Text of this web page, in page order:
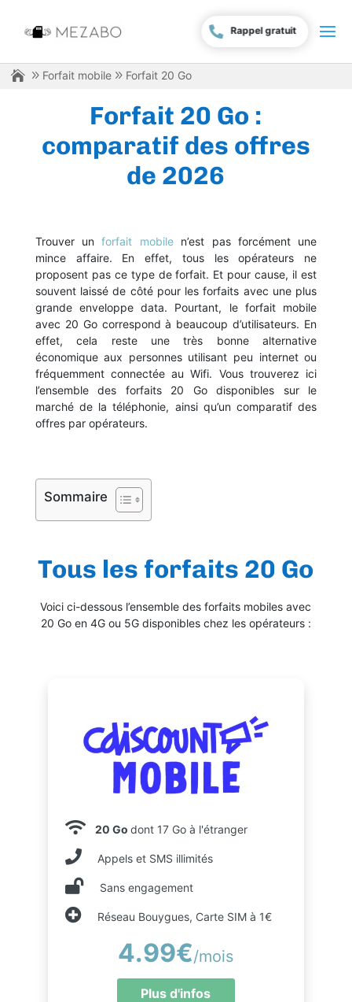
Rappel gratuit
Forfait mobile Forfait 20 Go
Forfait 20 Go :
comparatif des offres
de 2026
Trouver unforfait mobilen’est pas forcément une
mince affaire. En effet, tous les opérateurs ne
proposent pas ce type de forfait. Et pour cause, il est
souvent laissé de côté pour les forfaits avec une plus
grande enveloppe data. Pourtant, le forfait mobile
avec 20 Go correspond à beaucoup d’utilisateurs. En
effet, cela reste une très bonne alternative
économique aux personnes utilisant peu internet ou
fréquemment connectée au Wifi. Vous trouverez ici
l’ensemble des forfaits 20 Go disponibles sur le
marché de la téléphonie, ainsi qu’un comparatif des
offres par opérateurs.
Sommaire
Tous les forfaits 20 Go
Voici ci-dessous l’ensemble des forfaits mobiles avec
20 Go en 4G ou 5G disponibles chez les opérateurs :
20 Go dont 17 Go à l'étranger
Appels et SMS illimités
Sans engagement
Réseau Bouygues, Carte SIM à 1€
4.99€/mois
Plus d'infos